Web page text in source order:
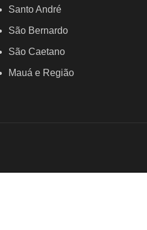
Santo André
São Bernardo
São Caetano
Mauá e Região